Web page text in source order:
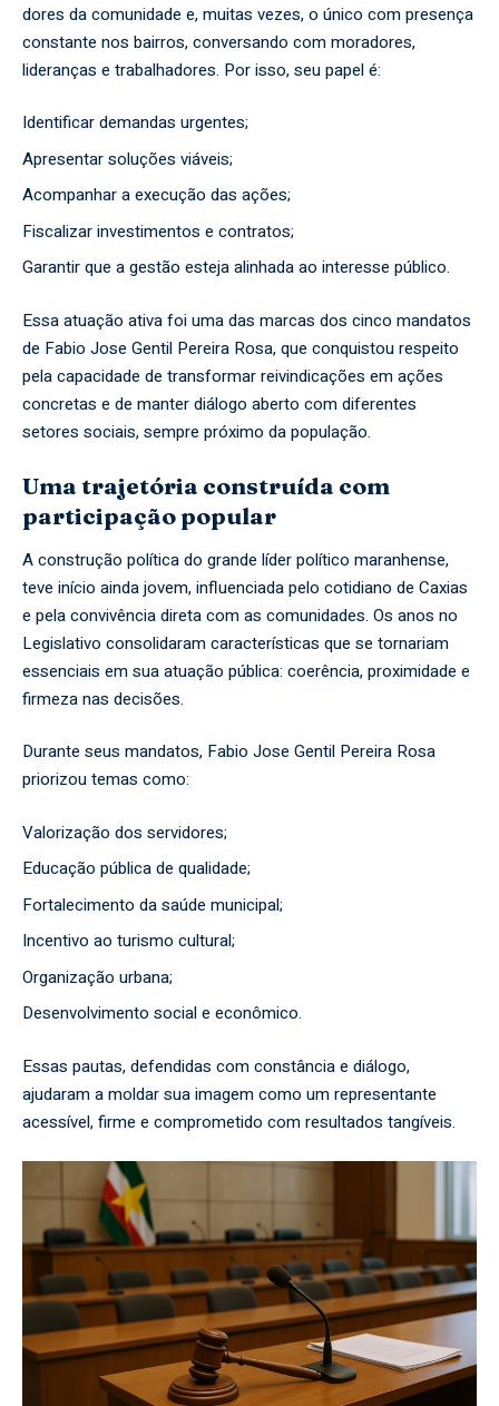
dores da comunidade e, muitas vezes, o único com presença
constante nos bairros, conversando com moradores,
lideranças e trabalhadores. Por isso, seu papel é:
Identificar demandas urgentes;
Apresentar soluções viáveis;
Acompanhar a execução das ações;
Fiscalizar investimentos e contratos;
Garantir que a gestão esteja alinhada ao interesse público.
Essa atuação ativa foi uma das marcas dos cinco mandatos
de Fabio Jose Gentil Pereira Rosa, que conquistou respeito
pela capacidade de transformar reivindicações em ações
concretas e de manter diálogo aberto com diferentes
setores sociais, sempre próximo da população.
Uma trajetória construída com
participação popular
A construção política do grande líder político maranhense,
teve início ainda jovem, influenciada pelo cotidiano de Caxias
e pela convivência direta com as comunidades. Os anos no
Legislativo consolidaram características que se tornariam
essenciais em sua atuação pública: coerência, proximidade e
firmeza nas decisões.
Durante seus mandatos, Fabio Jose Gentil Pereira Rosa
priorizou temas como:
Valorização dos servidores;
Educação pública de qualidade;
Fortalecimento da saúde municipal;
Incentivo ao turismo cultural;
Organização urbana;
Desenvolvimento social e econômico.
Essas pautas, defendidas com constância e diálogo,
ajudaram a moldar sua imagem como um representante
acessível, firme e comprometido com resultados tangíveis.